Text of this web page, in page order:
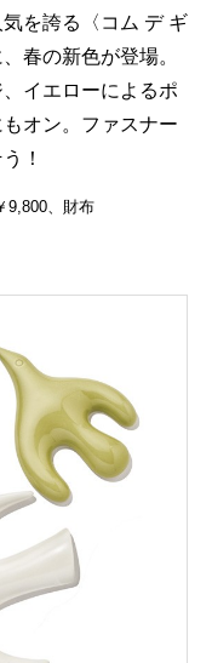
を誇る〈コム デ ギ
春の新色が登場。
イエローによるポ
オン。ファスナー
う！
9,800、財布